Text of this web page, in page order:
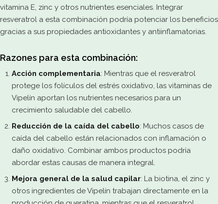
vitamina E, zinc y otros nutrientes esenciales. Integrar
resveratrol a esta combinación podría potenciar los beneficios
gracias a sus propiedades antioxidantes y antiinflamatorias.
Razones para esta combinación:
Acción complementaria: Mientras que el resveratrol
protege los folículos del estrés oxidativo, las vitaminas de
Vipelín aportan los nutrientes necesarios para un
crecimiento saludable del cabello.
Reducción de la caída del cabello: Muchos casos de
caída del cabello están relacionados con inflamación o
daño oxidativo. Combinar ambos productos podría
abordar estas causas de manera integral.
Mejora general de la salud capilar: La biotina, el zinc y
otros ingredientes de Vipelín trabajan directamente en la